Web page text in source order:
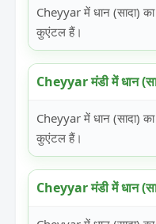
Cheyyar में धान (सादा)
कुएंटल हैं।
Cheyyar मंडी में धान
Cheyyar में धान (सादा)
कुएंटल हैं।
Cheyyar मंडी में धान